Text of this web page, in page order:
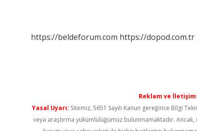
https://beldeforum.com https://dopod.com.tr
Reklam ve İletişim:
Yasal Uyarı: Sitemiz, 5651 Sayılı Kanun gereğince Bilgi
veya araştırma yükümlülüğümüz bulunmamaktadır.